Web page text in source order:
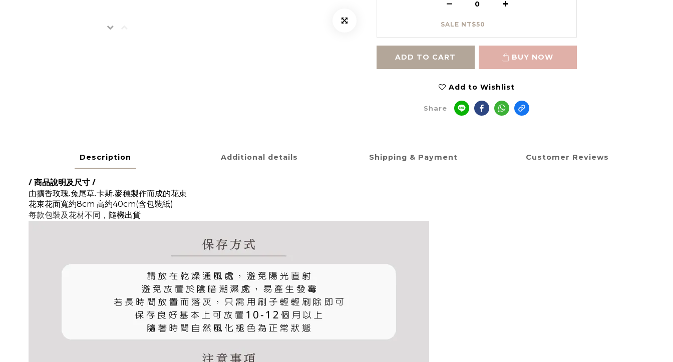
SALE NT$50
ADD TO CART BUY NOW
Add to Wishlist
Share
Description Additional details Shipping & Payment Customer Reviews
/ 商品說明及尺寸 /
由擴香玫瑰.兔尾草.卡斯.麥穗製作而成的花束
花束花面寬約8cm 高約40cm(含包裝紙)
每款包裝及花材不同， 隨機出貨